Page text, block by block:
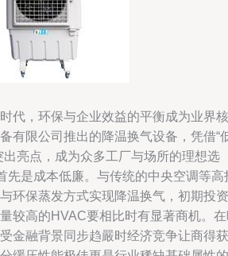
代，环保与企业效益的平衡成为业界核
有限公司推出的降温换气设备，凭借“
出亮点，成为众多工厂与场所的理想选
先是成本低廉。与传统的中央空调等高
环保蒸发方式实现降温换气，初期投资
较高的HVAC要相比时有显著商机。
金融背景同步趋嚴时经济竞争让商得获